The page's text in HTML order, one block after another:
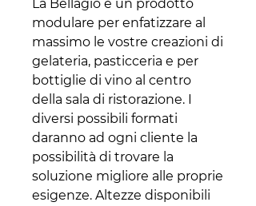
La Bellagio è un prodotto
modulare per enfatizzare al
massimo le vostre creazioni di
gelateria, pasticceria e per
bottiglie di vino al centro
della sala di ristorazione. I
diversi possibili formati
daranno ad ogni cliente la
possibilità di trovare la
soluzione migliore alle proprie
esigenze. Altezze disponibili